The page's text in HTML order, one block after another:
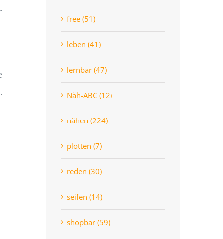
free (51)
leben (41)
lernbar (47)
Näh-ABC (12)
nähen (224)
plotten (7)
reden (30)
seifen (14)
shopbar (59)